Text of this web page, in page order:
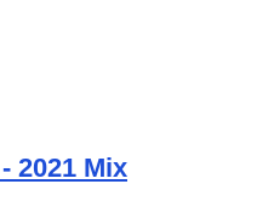
2021 Mix